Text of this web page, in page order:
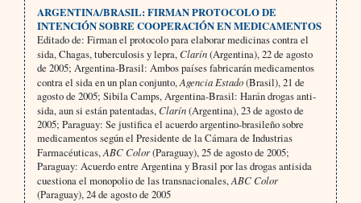
ARGENTINA/BRASIL: FIRMAN PROTOCOLO DE
INTENCIÓN SOBRE COOPERACIÓN EN MEDICAMENTOS
Editado de: Firman el protocolo para elaborar medicinas contra el
sida, Chagas, tuberculosis y lepra,Clarín(Argentina), 22 de agosto
de 2005; Argentina-Brasil: Ambos países fabricarán medicamentos
contra el sida en un plan conjunto,Agencia Estado(Brasil), 21 de
agosto de 2005; Sibila Camps, Argentina-Brasil: Harán drogas anti­
sida, aun si están patentadas,Clarín(Argentina), 23 de agosto de
2005; Paraguay: Se justifica el acuerdo argen­tino-brasileño sobre
medicamentos según el Presidente de la Cámara de Industrias
Farmacéuticas,ABC Color(Paraguay), 25 de agosto de 2005;
Paraguay: Acuerdo entre Argentina y Brasil por las drogas antisida
cuestiona el monopolio de las transnacionales,ABC Color
(Paraguay), 24 de agosto de 2005